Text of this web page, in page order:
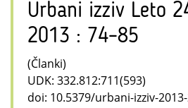
Urbani izziv Leto
2013 : 74–85
(Članki)
UDK: 332.812:711(593)
doi: 10.5379/urbani-izziv-